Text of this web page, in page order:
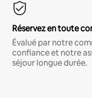
Réservez en toute
Évalué par notre
confiance et notre
séjour longue durée.